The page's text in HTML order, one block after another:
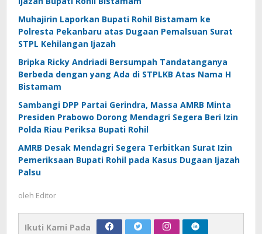
Muhajirin Laporkan Bupati Rohil Bistamam ke
Polresta Pekanbaru atas Dugaan Pemalsuan Surat
STPL Kehilangan Ijazah
Bripka Ricky Andriadi Bersumpah Tandatanganya
Berbeda dengan yang Ada di STPLKB Atas Nama H
Bistamam
Sambangi DPP Partai Gerindra, Massa AMRB Minta
Presiden Prabowo Dorong Mendagri Segera Beri Izin
Polda Riau Periksa Bupati Rohil
AMRB Desak Mendagri Segera Terbitkan Surat Izin
Pemeriksaan Bupati Rohil pada Kasus Dugaan Ijazah
Palsu
oleh Editor
Ikuti Kami Pada